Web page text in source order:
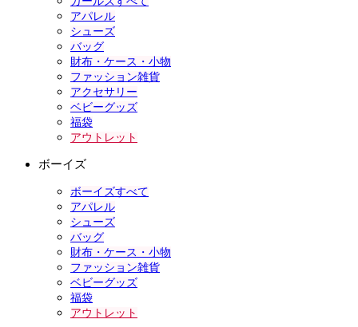
アパレル
シューズ
バッグ
財布・ケース・小物
ファッション雑貨
アクセサリー
ベビーグッズ
福袋
アウトレット
ボーイズ
ボーイズすべて
アパレル
シューズ
バッグ
財布・ケース・小物
ファッション雑貨
ベビーグッズ
福袋
アウトレット